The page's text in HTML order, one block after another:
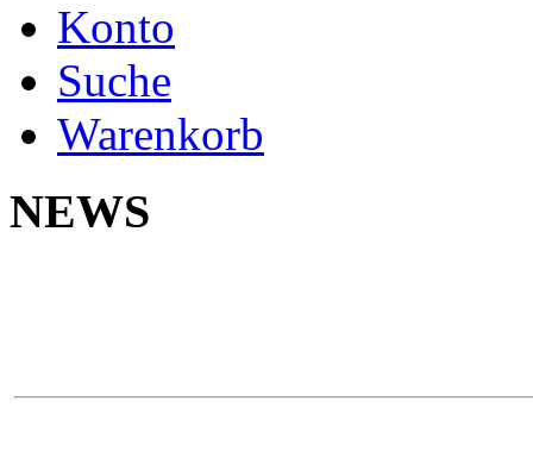
Konto
Suche
Warenkorb
NEWS